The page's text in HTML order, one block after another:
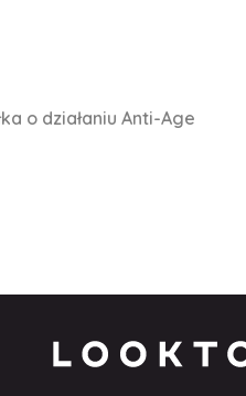
o działaniu Anti-Age